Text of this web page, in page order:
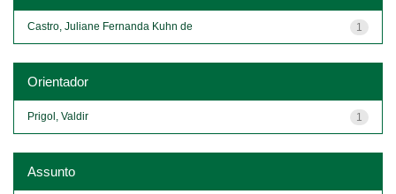
1
Castro, Juliane Fernanda Kuhn de
Orientador
1
Prigol, Valdir
Assunto